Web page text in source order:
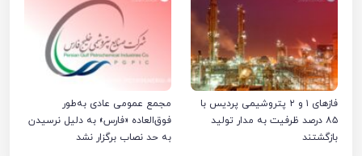
فازهای ۱ و ۲ پتروشیمی پردیس با
۸۵ درصد ظرفیت به مدار تولید
بازگشتند
مجمع عمومی عادی به‌طور
فوق‌العاده «فارس» به دلیل نرسیدن
به حد نصاب برگزار نشد